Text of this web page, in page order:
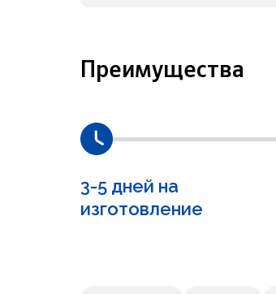
Преимущества
3-5 дней на
изготовление